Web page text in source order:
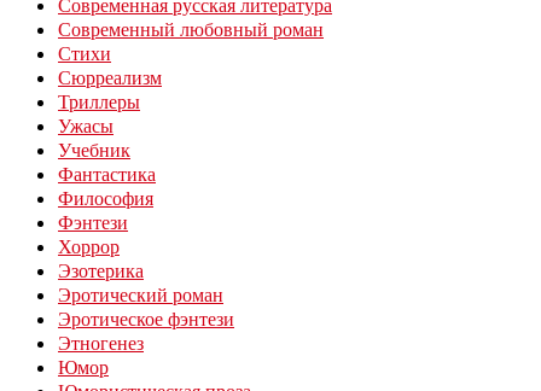
Современный любовный роман
Стихи
Сюрреализм
Триллеры
Ужасы
Учебник
Фантастика
Философия
Фэнтези
Хоррор
Эзотерика
Эротический роман
Эротическое фэнтези
Этногенез
Юмор